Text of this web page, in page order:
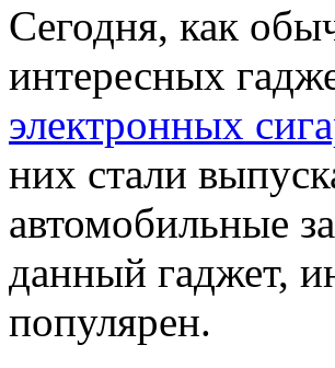
Сегодня, как
интересных
электронных
них стали
автомобильные
данный гаджет,
популярен.